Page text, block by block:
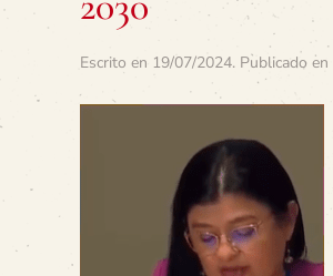
Escrito en 19/07/2024. Publicado en